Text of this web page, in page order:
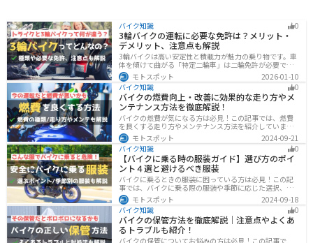
バイク知識 0
3輪バイクの運転に必要な免許は？メリット・
デメリット、注意点も解説
3輪バイクは高い安定性と積載力が魅力の乗り物です。車
体を傾けて曲がる「特定二輪車」は二輪免許が必要です
が、自立する「トライク」は普通自動車免許で運転で
き、ヘルメット着用も任意です。維持費はバイク並みです
が、運転特性や駐車ルールは車種により異なるため、事
前の確認が大切です。
モトスポット
2026-01-10
バイク知識
0
バイクの燃費向上・改善に効果的な走り方やメ
ンテナンス方法を徹底解説！
バイクの燃費が気になる方は必見！この記事では、燃費
を良くする走り方やメンテナンス方法を紹介していま
す。実は、車体そのものや荷物を軽くすることで、燃費
の向上が可能です。この記事を読めば、燃費を改善する
具体的な方法がわかります。
モトスポット
2024-09-21
バイク知識
0
【バイクに乗る時の服装ガイド】選び方のポイ
ント４選と避けるべき服装
バイクに乗るときの服装に困っている方は必見！この記
事では、バイクに乗る際の服装や季節に応じた選択、避
けるべき服装について解説しています。実は、安全性だ
けでなく、快適性も重要視することが大切です。この記
事を読めば、最適なバイクウェアを選ぶヒントが得られ
ます。
モトスポット
2024-09-18
バイク知識
0
バイクの保管方法を徹底解説｜注意点やよくあ
るトラブルも紹介！
バイクの保管についてお悩みの方は必見！この記事で